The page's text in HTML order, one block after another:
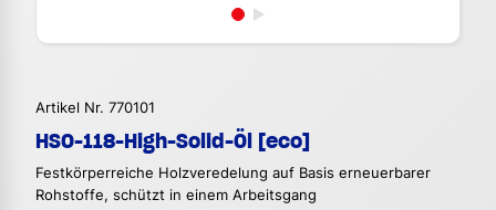
Artikel Nr. 770101
HSO-118-High-Solid-Öl [eco]
Festkörperreiche Holzveredelung auf Basis erneuerbarer
Rohstoffe, schützt in einem Arbeitsgang